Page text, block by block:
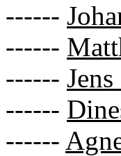
------
------
------
------
------